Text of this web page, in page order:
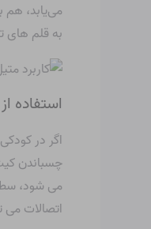
می‌یابد،
به قلم های
استفاده
چسباندن
می شود،
اتصالات می